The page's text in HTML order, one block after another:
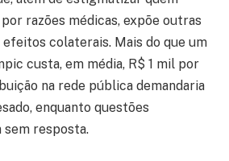
razões médicas, expõe outras
efeitos colaterais. Mais do que um
custa, em média, R$ 1 mil por
na rede pública demandaria
enquanto questões
resposta.